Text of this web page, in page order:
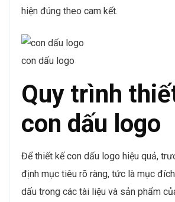
hiện đúng theo cam kết.
con dấu logo
Quy trình
con dấu logo
Để thiết kế con dấu logo hiệu quả,
định mục tiêu rõ ràng, tức là mục
dấu trong các tài liệu và sản phẩm